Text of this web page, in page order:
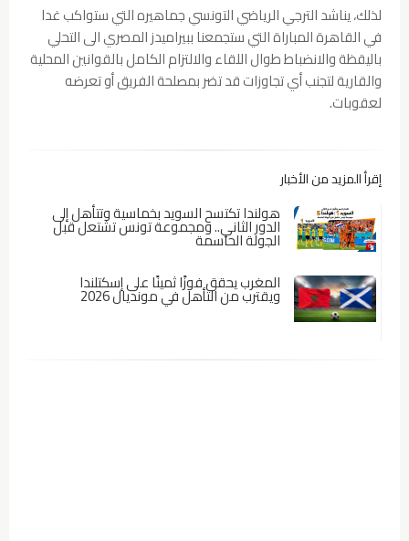
لذلك، يناشد الترجي الرياضي التونسي جماهيره التي ستواكب غدا
في القاهرة المباراة التي ستجمعنا ببيراميدز المصري الى التحلي
باليقظة والانضباط طوال اللقاء والالتزام الكامل بالقوانين المحلية
والقارية لتجنب أي تجاوزات قد تضر بمصلحة الفريق أو تعرضه
لعقوبات.
إقرأ المزيد من الأخبار
هولندا تكتسح السويد بخماسية وتتأهل إلى
الدور الثاني.. ومجموعة تونس تشتعل قبل
الجولة الحاسمة
المغرب يحقق فوزًا ثمينًا على إسكتلندا
ويقترب من التأهل في مونديال 2026